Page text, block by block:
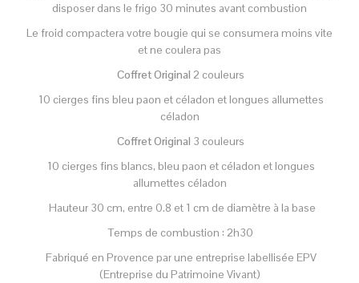
disposer dans le frigo 30 minutes avant combustion
Le froid compactera votre bougie qui se consumera moins vite
et ne coulera pas
Coffret Original 2 couleurs
10 cierges fins bleu paon et céladon et longues allumettes
céladon
Coffret Original 3 couleurs
10 cierges fins blancs, bleu paon et céladon et longues
allumettes céladon
Hauteur 30 cm, entre 0.8 et 1 cm de diamètre à la base
Temps de combustion : 2h30
Fabriqué en Provence par une entreprise labellisée EPV
(Entreprise du Patrimoine Vivant)